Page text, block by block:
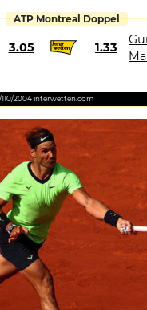
ATP Montreal Doppel
3.05 1.33
2004 interwetten.com